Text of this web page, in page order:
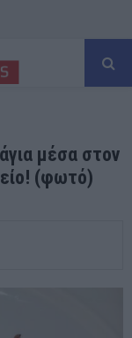
μέσα στον
(φωτό)